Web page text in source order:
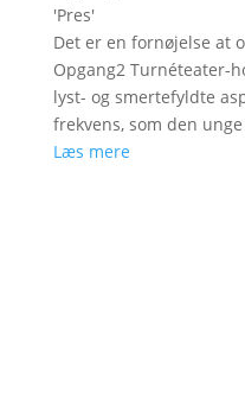
'Pres'
Det er en fornøjelse at
Opgang2 Turnéteater-
lyst- og smertefyldte
frekvens, som den
Læs mere